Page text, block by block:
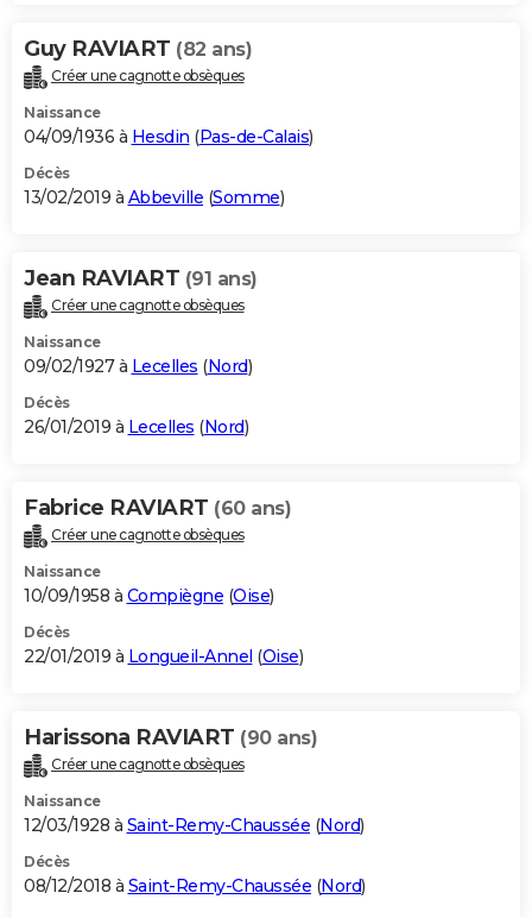
Guy RAVIART (82 ans)
Créer une cagnotte obsèques
Naissance
04/09/1936 à Hesdin (Pas-de-Calais)
Décès
13/02/2019 à Abbeville (Somme)
Jean RAVIART (91 ans)
Créer une cagnotte obsèques
Naissance
09/02/1927 à Lecelles (Nord)
Décès
26/01/2019 à Lecelles (Nord)
Fabrice RAVIART (60 ans)
Créer une cagnotte obsèques
Naissance
10/09/1958 à Compiègne (Oise)
Décès
22/01/2019 à Longueil-Annel (Oise)
Harissona RAVIART (90 ans)
Créer une cagnotte obsèques
Naissance
12/03/1928 à Saint-Remy-Chaussée (Nord)
Décès
08/12/2018 à Saint-Remy-Chaussée (Nord)